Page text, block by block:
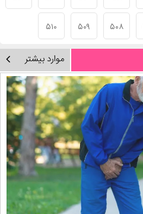
۵۰۸ ۵۰۹ ۵۱۰
موارد بیشتر